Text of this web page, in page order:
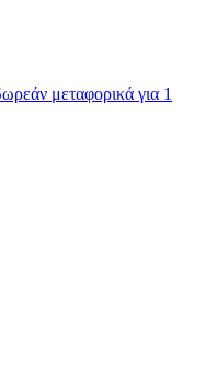
μεταφορικά για 1